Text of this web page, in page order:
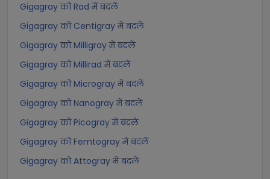
Gigagray को Rad में बदलें
Gigagray को Centigray में बदलें
Gigagray को Milligray में बदलें
Gigagray को Millirad में बदलें
Gigagray को Microgray में बदलें
Gigagray को Nanogray में बदलें
Gigagray को Picogray में बदलें
Gigagray को Femtogray में बदलें
Gigagray को Attogray में बदलें